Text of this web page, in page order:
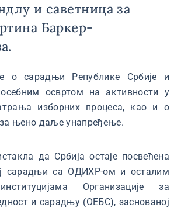
и саветница за
Баркер-
о сарадњи Републике Србије и
освртом на активности у
изборних процеса, као и о
њено даље унапређење.
да Србија остаје посвећена
сарадњи са ОДИХР-ом и осталим
Организације за
и сарадњу (ОЕБС), заснованој